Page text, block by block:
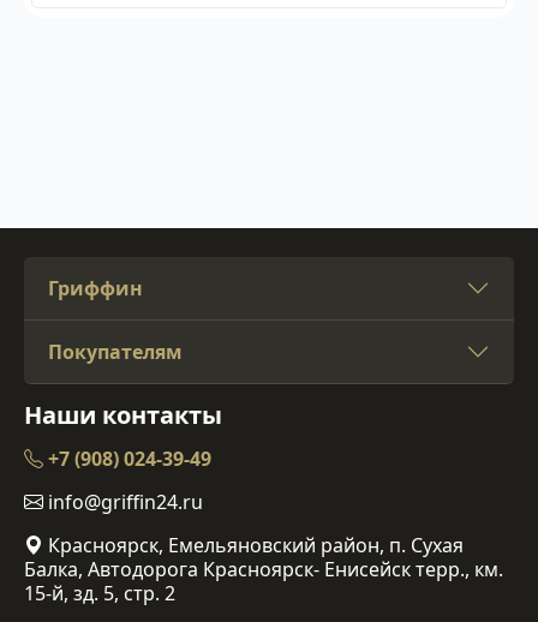
Гриффин
Покупателям
Наши контакты
+7 (908) 024-39-49
info@griffin24.ru
Красноярск, Емельяновский район, п. Сухая
Балка, Автодорога Красноярск- Енисейск терр., км.
15-й, зд. 5, стр. 2